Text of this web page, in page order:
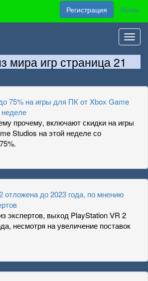
Регистрация Логин
мира игр страница 21
75% на игры для ПК от Xbox Game
прочему, включают скидки на игры
Studios на этой неделе со
отложена до 2023 года, по мнению
экспертов, выход PlayStation VR 2
несмотря на увеличение поставок